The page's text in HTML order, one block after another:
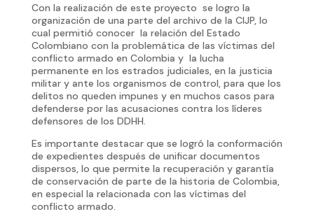
Con la realización de este proyecto se logro la
organización de una parte del archivo de la CIJP, lo
cual permitió conocer la relación del Estado
Colombiano con la problemática de las víctimas del
conflicto armado en Colombia y la lucha
permanente en los estrados judiciales, en la justicia
militar y ante los organismos de control, para que los
delitos no queden impunes y en muchos casos para
defenderse por las acusaciones contra los líderes
defensores de los DDHH.
Es importante destacar que se logró la conformación
de expedientes después de unificar documentos
dispersos, lo que permite la recuperación y garantía
de conservación de parte de la historia de Colombia,
en especial la relacionada con las víctimas del
conflicto armado.